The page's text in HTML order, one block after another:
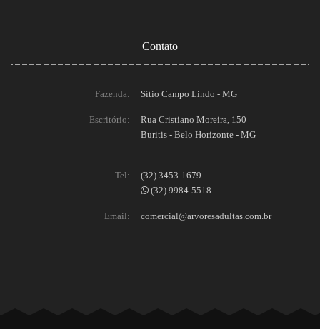
Contato
Fazenda: Sítio Campo Lindo - MG
Escritório:
Rua Cristiano Moreira, 150
Buritis - Belo Horizonte - MG
Tel:
(32) 3453-1679
(32) 9984-5518
Email: comercial@arvoresadultas.com.br